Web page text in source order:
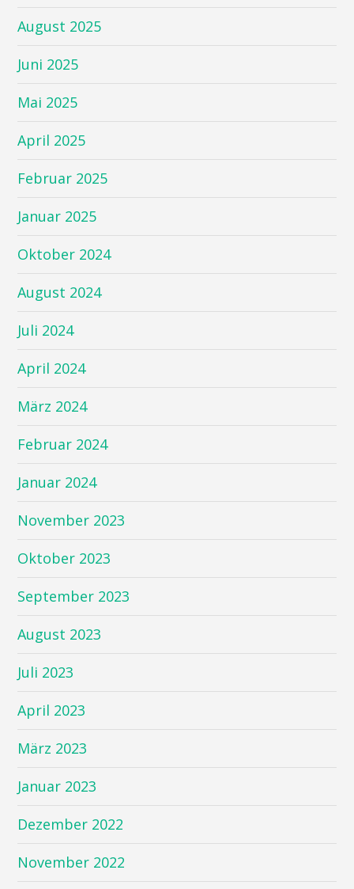
August 2025
Juni 2025
Mai 2025
April 2025
Februar 2025
Januar 2025
Oktober 2024
August 2024
Juli 2024
April 2024
März 2024
Februar 2024
Januar 2024
November 2023
Oktober 2023
September 2023
August 2023
Juli 2023
April 2023
März 2023
Januar 2023
Dezember 2022
November 2022